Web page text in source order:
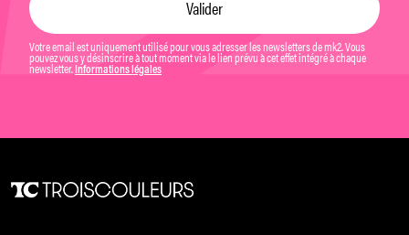
Votre email est uniquement utilisé pour vous adresser les newsletters de mk2. Vous
pouvez vous y désinscrire à tout moment via le lien prévu à cet effet intégré à chaque
newsletter. Informations légales